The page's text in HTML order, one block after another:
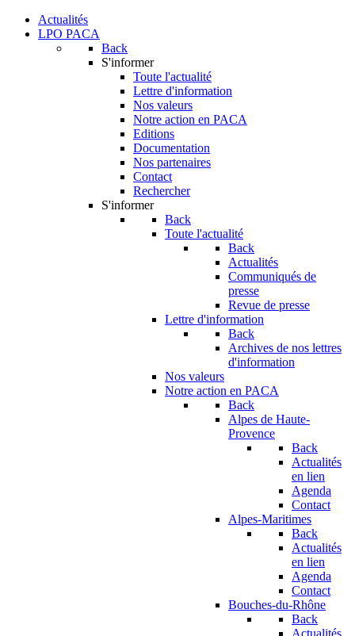
Actualités
LPO PACA
Back
S'informer
Toute l'actualité
Lettre d'information
Nos valeurs
Notre action en PACA
Editions
Documentation
Nos partenaires
Contact
Rechercher
S'informer
Back
Toute l'actualité
Back
Actualités
Communiqués de
presse
Revue de presse
Lettre d'information
Back
Archives de nos lettres
d'information
Nos valeurs
Notre action en PACA
Back
Alpes de Haute-
Provence
Back
Actualités
en lien
Agenda
Contact
Alpes-Maritimes
Back
Actualités
en lien
Agenda
Contact
Bouches-du-Rhône
Back
Actualités